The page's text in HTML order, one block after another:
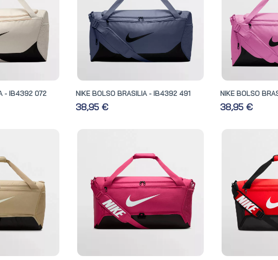
- IB4392 072 NIKE BOLSO BRASILIA - IB4392 491
38,95 €
NIKE BOLSO
38,95 €